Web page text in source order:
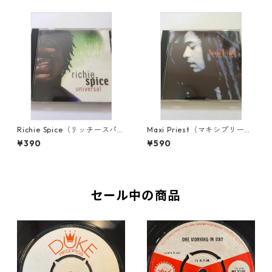
Richie Spice（リッチースパイ
ス） - Universal【CD】
¥390
Maxi Priest（マキシプリース
ト） - Intentions【CD】
¥590
セール中の商品